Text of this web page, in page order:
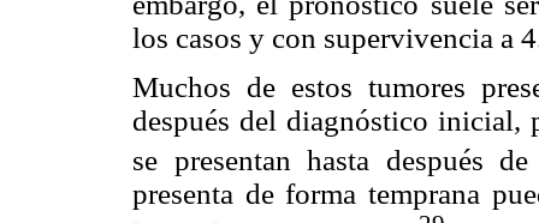
los casos y con supervivencia a
Muchos de estos tumores
después del diagnóstico inicial,
se presentan hasta después
presenta de forma temprana